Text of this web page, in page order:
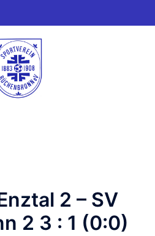
2 – SV
2 3 : 1 (0:0)